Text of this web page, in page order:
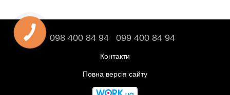
098 400 84 94‬ 099 400 84 94
Контакти
Повна версія сайту